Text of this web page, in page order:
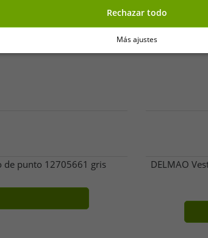
de punto 12705661 gris
DELMAO
Rechazar todo
Más ajustes